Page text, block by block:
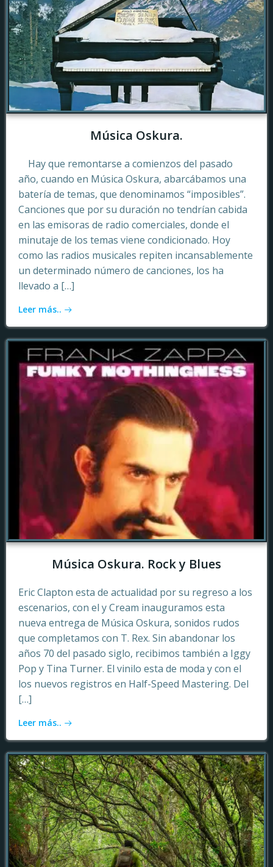
Música Oskura.
Hay que remontarse a comienzos del pasado
año, cuando en Música Oskura, abarcábamos una
batería de temas, que denominamos “imposibles”.
Canciones que por su duración no tendrían cabida
en las emisoras de radio comerciales, donde el
minutaje de los temas viene condicionado. Hoy
como las radios musicales repiten incansablemente
un determinado número de canciones, los ha
llevado a […]
Leer más..
Música Oskura. Rock y Blues
Eric Clapton esta de actualidad por su regreso a los
escenarios, con el y Cream inauguramos esta
nueva entrega de Música Oskura, sonidos rudos
que completamos con T. Rex. Sin abandonar los
años 70 del pasado siglo, recibimos también a Iggy
Pop y Tina Turner. El vinilo esta de moda y con el
los nuevos registros en Half-Speed Mastering. Del
[…]
Leer más..